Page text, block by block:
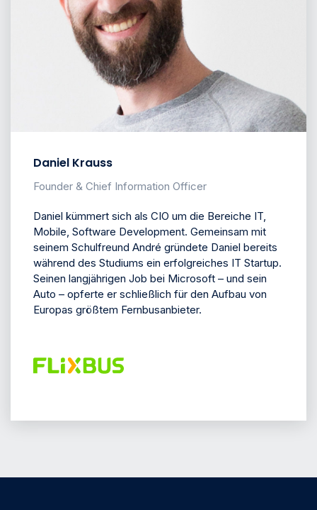
Daniel Krauss
Founder & Chief Information Officer
Daniel kümmert sich als CIO um die Bereiche IT,
Mobile, Software Development. Gemeinsam mit
seinem Schulfreund André gründete Daniel bereits
während des Studiums ein erfolgreiches IT Startup.
Seinen langjährigen Job bei Microsoft – und sein
Auto – opferte er schließlich für den Aufbau von
Europas größtem Fernbusanbieter.